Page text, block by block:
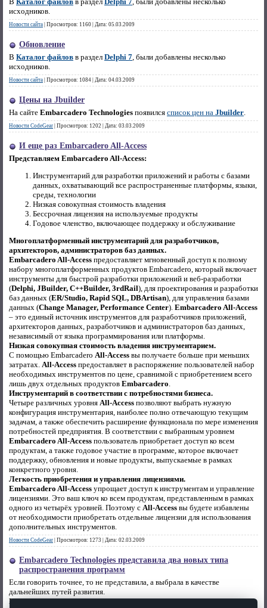
исходников.
Новости сайта Просмотров: 1160 Дата: 05.03.2009
Обновление
В Каталог файлов в раздел Delphi 7, были добавлены несколько
исходников.
Новости сайта Просмотров: 1084 Дата: 04.03.2009
Цены на Jbuilder
На сайте Embarcadero Technologies появился список цен на Jbuilder.
Новости CodeGear Просмотров: 1202 Дата: 03.03.2009
И еще раз Embarcadero All-Access
Представляем Embarcadero All-Access:
Инструментарий для разработки приложений и работы с базами
данных, охватывающий все распространенные платформы, языки,
среды, технологии
Низкая совокупная стоимость владения
Бессрочная лицензия на используемые продукты
Годовое членство, включающее поддержку и обслуживание
Многоплатформенный инструментарий для разработчиков,
архитекторов, администраторов баз данных.
Embarcadero All-Access предоставляет мгновенный доступ к полному
набору многоплатформенных продуктов Embarcadero, который включает
инструменты для быстрой разработки приложений и веб-разработки
(Delphi, JBuilder, C++Builder, 3rdRail), для проектирования и разработки
баз данных (ER/Studio, Rapid SQL, DBArtisan), для управления базами
данных (Change Manager, Performance Center). Embarcadero All-Access
– это единый источник инструментов для разработчиков приложений,
архитекторов данных, разработчиков и администраторов баз данных,
независимый от языка программирования или платформы.
Низкая совокупная стоимость владения инструментарием.
С помощью Embarcadero All-Access вы получаете больше при меньших
затратах. All-Access предоставляет в распоряжение пользователей набор
необходимых инструментов по цене, сравнимой с приобретением всего
лишь двух отдельных продуктов Embarcadero.
Инструментарий в соответствии с потребностями бизнеса.
Четыре различных уровня All-Access позволяют выбрать нужную
конфигурация инструментария, наиболее полно отвечающую текущим
задачам, а также обеспечить расширение функционала по мере изменения
потребностей предприятия. В соответствии с выбранным уровнем
Embarcadero All-Access пользователь приобретает доступ ко всем
продуктам, а также годовое участие в программе, которое включает
поддержку, обновления и новые продукты, выпускаемые в рамках
конкретного уровня.
Легкость приобретения и управления лицензиями.
Embarcadero All-Access упрощает доступ к инструментам и управление
лицензиями. Это ваш ключ ко всем продуктам, представленным в рамках
одного из четырёх уровней. Поэтому с All-Access вы будете избавлены
от необходимости приобретать отдельные лицензии для использования
дополнительных инструментов.
Новости CodeGear Просмотров: 1273 Дата: 02.03.2009
Embarcadero Technologies представила два новых типа
распространения программ
Если говорить точнее, то не представила, а выбрала в качестве
дальнейших путей развития.
Первый тип это: Early Adopters Program.Он представляет собой